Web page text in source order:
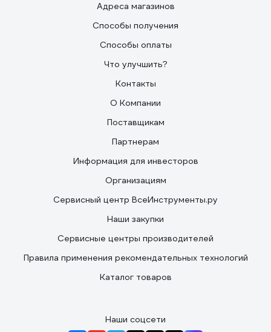
Адреса магазинов
Способы получения
Способы оплаты
Что улучшить?
Контакты
О Компании
Поставщикам
Партнерам
Информация для инвесторов
Организациям
Сервисный центр ВсеИнструменты.ру
Наши закупки
Сервисные центры производителей
Правила применения рекомендательных технологий
Каталог товаров
Наши соцсети